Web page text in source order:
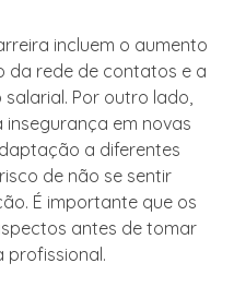
incluem o aumento
da rede de contatos e a
Por outro lado,
em novas
a diferentes
de não se sentir
É importante que os
antes de tomar
profissional.